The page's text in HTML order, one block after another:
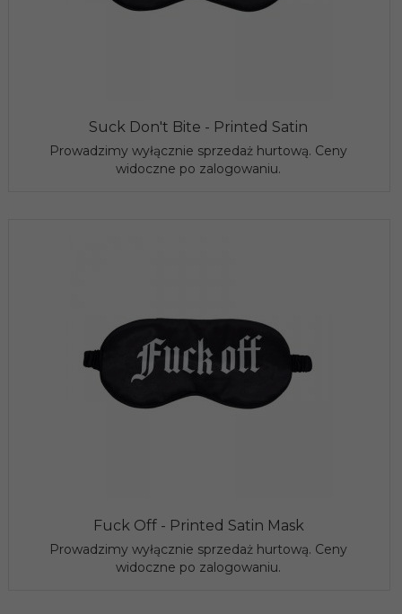
Suck Don't Bite - Printed Satin
Prowadzimy wyłącznie sprzedaż hurtową. Ceny
widoczne po zalogowaniu.
Fuck Off - Printed Satin Mask
Prowadzimy wyłącznie sprzedaż hurtową. Ceny
widoczne po zalogowaniu.